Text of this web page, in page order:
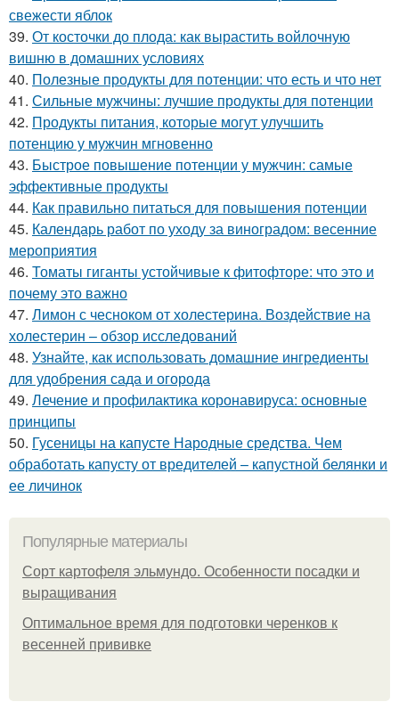
свежести яблок
39. От косточки до плода: как вырастить войлочную
вишню в домашних условиях
40. Полезные продукты для потенции: что есть и что нет
41. Сильные мужчины: лучшие продукты для потенции
42. Продукты питания, которые могут улучшить
потенцию у мужчин мгновенно
43. Быстрое повышение потенции у мужчин: самые
эффективные продукты
44. Как правильно питаться для повышения потенции
45. Календарь работ по уходу за виноградом: весенние
мероприятия
46. Томаты гиганты устойчивые к фитофторе: что это и
почему это важно
47. Лимон с чесноком от холестерина. Воздействие на
холестерин – обзор исследований
48. Узнайте, как использовать домашние ингредиенты
для удобрения сада и огорода
49. Лечение и профилактика коронавируса: основные
принципы
50. Гусеницы на капусте Народные средства. Чем
обработать капусту от вредителей – капустной белянки и
ее личинок
Популярные материалы
Сорт картофеля эльмундо. Особенности посадки и
выращивания
Оптимальное время для подготовки черенков к
весенней прививке